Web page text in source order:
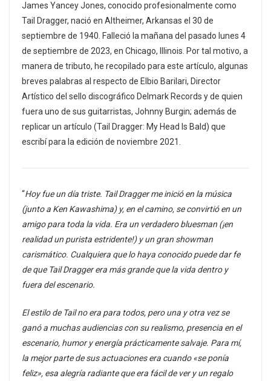
James Yancey Jones, conocido profesionalmente como
Tail Dragger, nació en Altheimer, Arkansas el 30 de
septiembre de 1940. Falleció la mañana del pasado lunes 4
de septiembre de 2023, en Chicago, Illinois. Por tal motivo, a
manera de tributo, he recopilado para este artículo, algunas
breves palabras al respecto de Elbio Barilari, Director
Artístico del sello discográfico Delmark Records y de quien
fuera uno de sus guitarristas, Johnny Burgin; además de
replicar un artículo (Tail Dragger: My Head Is Bald) que
escribí para la edición de noviembre 2021.
“Hoy fue un día triste. Tail Dragger me inició en la música
(junto a Ken Kawashima) y, en el camino, se convirtió en un
amigo para toda la vida. Era un verdadero bluesman (¡en
realidad un purista estridente!) y un gran showman
carismático. Cualquiera que lo haya conocido puede dar fe
de que Tail Dragger era más grande que la vida dentro y
fuera del escenario.
El estilo de Tail no era para todos, pero una y otra vez se
ganó a muchas audiencias con su realismo, presencia en el
escenario, humor y energía prácticamente salvaje. Para mí,
la mejor parte de sus actuaciones era cuando «se ponía
feliz», esa alegría radiante que era fácil de ver y un regalo